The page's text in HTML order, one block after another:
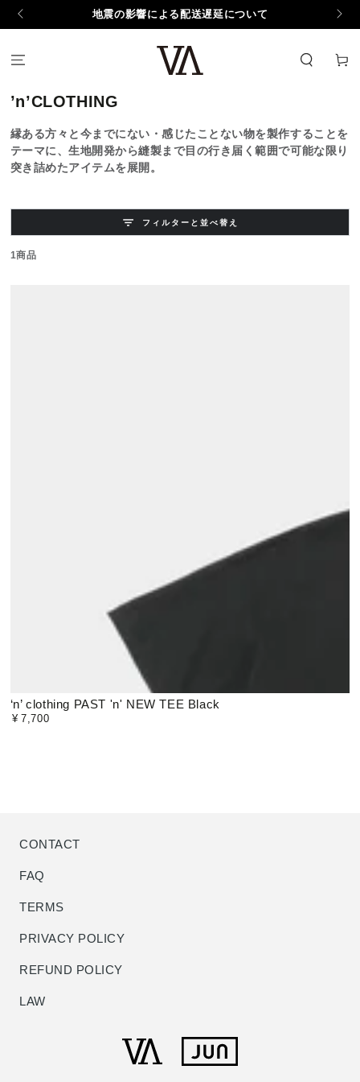
コンテンツにスキッ
プする
地震の影響による配送遅延について
ー
コ
ク
シ
’n’CLOTHING
縁ある方々と今までにない・感じたことない物を製作することを
テーマに、生地開発から縫製まで目の行き届く範囲で可能な限り
突き詰めたアイテムを展開。
フィルターと並べ替え
1商品
‘n’ clothing PAST 'n' NEW TEE Black
定
¥ 7,700
CONTACT
FAQ
TERMS
PRIVACY POLICY
REFUND POLICY
LAW